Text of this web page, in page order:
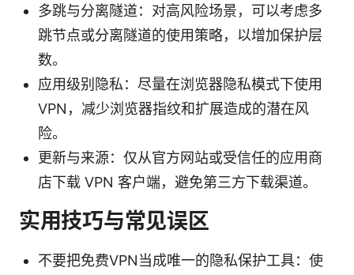
多跳与分离隧道：对高风险场景，可以考虑多
跳节点或分离隧道的使用策略，以增加保护层
数。
应用级别隐私：尽量在浏览器隐私模式下使用
VPN，减少浏览器指纹和扩展造成的潜在风
险。
更新与来源：仅从官方网站或受信任的应用商
店下载 VPN 客户端，避免第三方下载渠道。
实用技巧与常见误区
不要把免费VPN当成唯一的隐私保护工具：使